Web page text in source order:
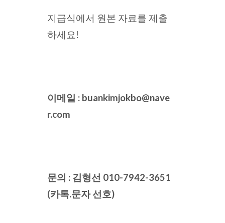
지급식에서 원본 자료를 제출
하세요!
이메일 : buankimjokbo@nave
r.com
문의 : 김형선 010-7942-3651
(카톡.문자 선호)